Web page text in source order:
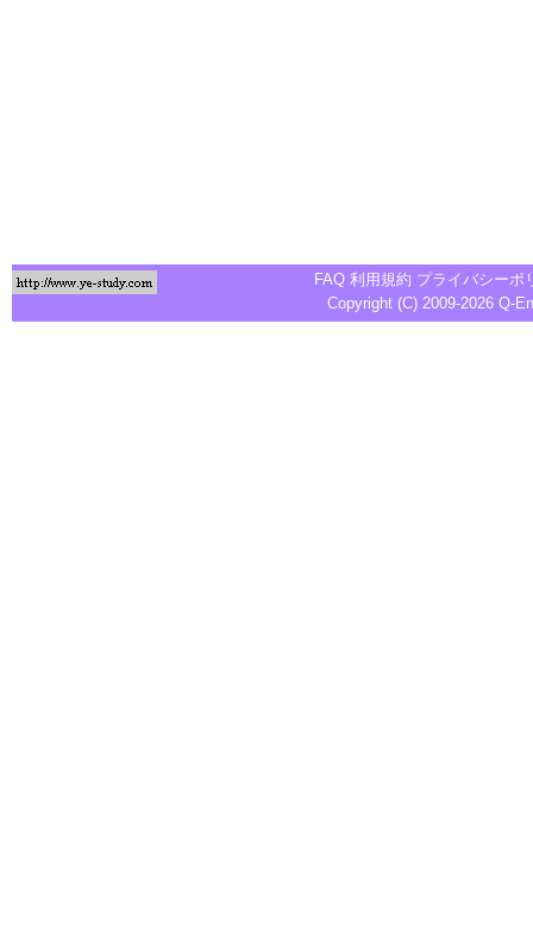
FAQ 利用規約 プライバシーポ
Copyright (C) 2009-2026 Q-